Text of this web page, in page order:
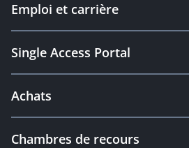
Emploi et carrière
Single Access Portal
Achats
Chambres de recours